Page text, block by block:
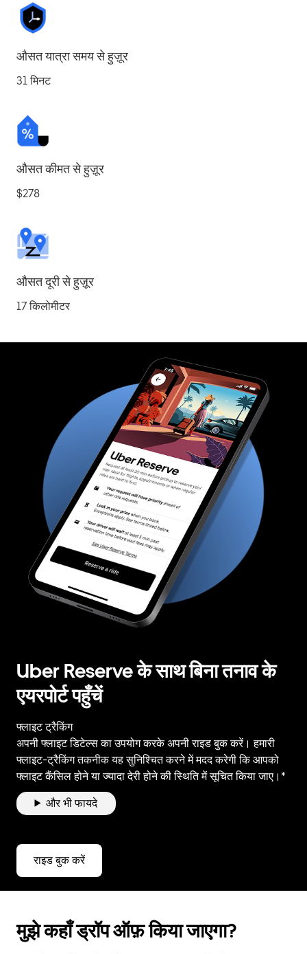
औसत यात्रा समय से हुज़ूर
31 मिनट
औसत कीमत से हुज़ूर
$278
औसत दूरी से हुज़ूर
17 किलोमीटर
Uber Reserve के साथ बिना तनाव के
एयरपोर्ट पहुँचें
फ्लाइट ट्रैकिंग
अपनी फ्लाइट डिटेल्स का उपयोग करके अपनी राइड बुक करें। हमारी
फ्लाइट-ट्रैकिंग तकनीक यह सुनिश्चित करने में मदद करेगी कि आपको
फ्लाइट कैंसिल होने या ज्यादा देरी होने की स्थिति में सूचित किया जाए।*
और भी फायदे
राइड बुक करें
मुझे कहाँ ड्रॉप ऑफ़ किया जाएगा?